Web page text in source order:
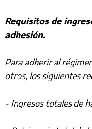
Requisitos de
adhesión.
Para adherir al
otros, los siguientes
- Ingresos totales de